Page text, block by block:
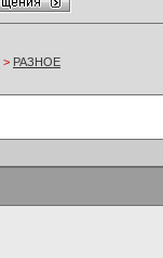
> РАЗНОЕ